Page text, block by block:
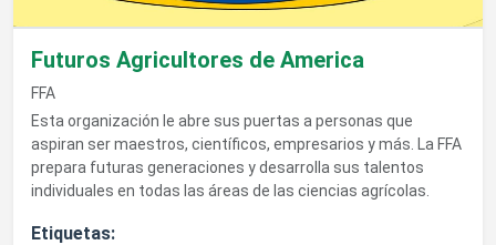
Futuros Agricultores de America
FFA
Esta organización le abre sus puertas a personas que
aspiran ser maestros, científicos, empresarios y más. La FFA
prepara futuras generaciones y desarrolla sus talentos
individuales en todas las áreas de las ciencias agrícolas.
Etiquetas: